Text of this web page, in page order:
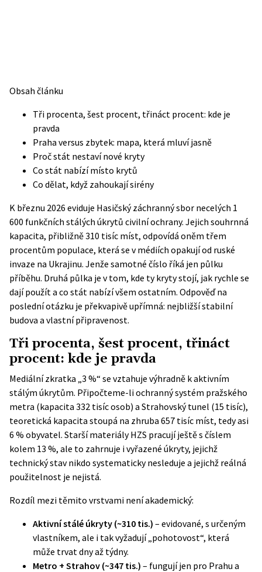
Obsah článku
Tři procenta, šest procent, třináct procent: kde je
pravda
Praha versus zbytek: mapa, která mluví jasně
Proč stát nestaví nové kryty
Co stát nabízí místo krytů
Co dělat, když zahoukají sirény
K březnu 2026 eviduje Hasičský záchranný sbor necelých 1
600 funkčních stálých úkrytů civilní ochrany. Jejich souhrnná
kapacita, přibližně 310 tisíc míst, odpovídá oněm třem
procentům populace, která se v médiích opakují od ruské
invaze na Ukrajinu. Jenže samotné číslo říká jen půlku
příběhu. Druhá půlka je v tom, kde ty kryty stojí, jak rychle se
dají použít a co stát nabízí všem ostatním. Odpověď na
poslední otázku je překvapivě upřímná: nejbližší stabilní
budova a vlastní připravenost.
Tři procenta, šest procent, třináct
procent: kde je pravda
Mediální zkratka „3 %“ se vztahuje výhradně k aktivním
stálým úkrytům. Připočteme-li ochranný systém pražského
metra (kapacita 332 tisíc osob) a Strahovský tunel (15 tisíc),
teoretická kapacita stoupá na zhruba 657 tisíc míst, tedy asi
6 % obyvatel. Starší materiály HZS pracují ještě s číslem
kolem 13 %, ale to zahrnuje i vyřazené úkryty, jejichž
technický stav nikdo systematicky nesleduje a jejichž reálná
použitelnost je nejistá.
Rozdíl mezi těmito vrstvami není akademický:
Aktivní stálé úkryty (~310 tis.) – evidované, s určeným
vlastníkem, ale i tak vyžadují „pohotovost“, která
může trvat dny až týdny.
Metro + Strahov (~347 tis.) – fungují jen pro Prahu a